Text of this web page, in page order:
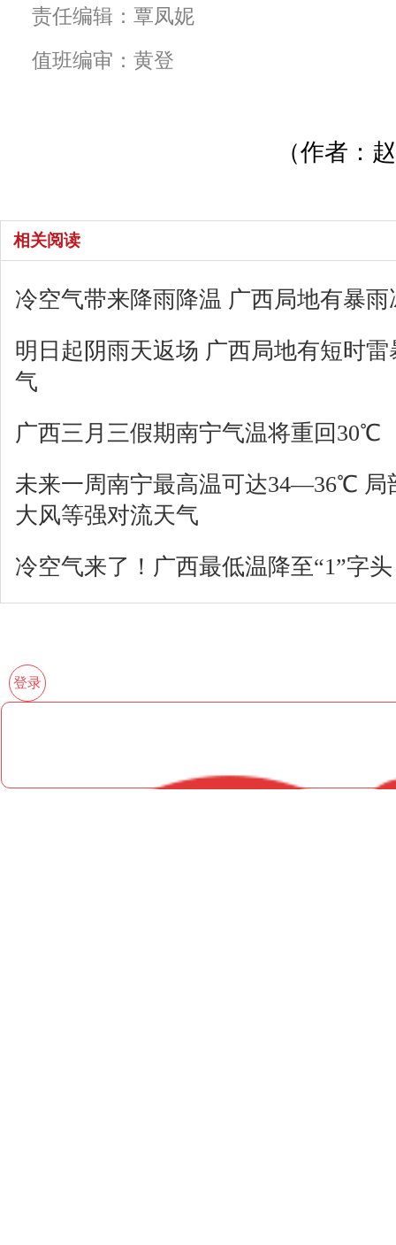
责任编辑：覃凤妮
值班编审：黄登
（作者：
相关阅读
冷空气带来降雨降温 广西局地有暴
明日起阴雨天返场 广西局地有短时
气
广西三月三假期南宁气温将重回30℃
未来一周南宁最高温可达34—36℃ 局
大风等强对流天气
冷空气来了！广西最低温降至“1”字头
登录